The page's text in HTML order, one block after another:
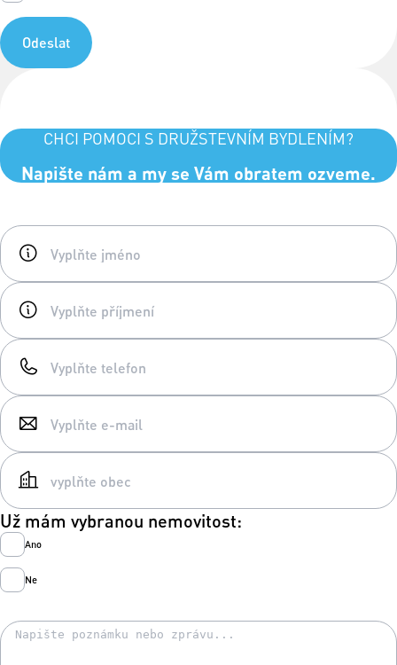
Odeslat
CHCI POMOCI S DRUŽSTEVNÍM BYDLENÍM?
Napište nám a my se Vám obratem ozveme.
Už mám vybranou nemovitost:
Ano
Ne